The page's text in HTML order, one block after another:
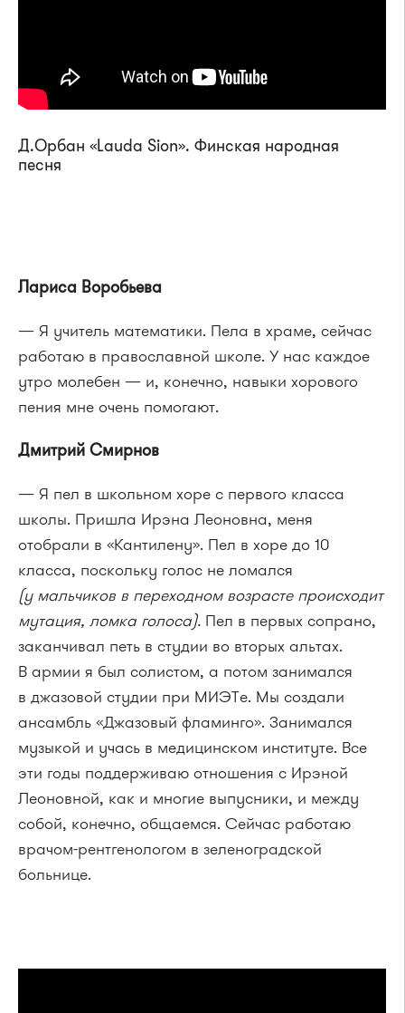
Д.Орбан «Lauda Sion». Финская народная
песня
Лариса Воробьева
— Я учитель математики. Пела в храме, сейчас
работаю в православной школе. У нас каждое
утро молебен — и, конечно, навыки хорового
пения мне очень помогают.
Дмитрий Смирнов
— Я пел в школьном хоре с первого класса
школы. Пришла Ирэна Леоновна, меня
отобрали в «Кантилену». Пел в хоре до 10
класса, поскольку голос не ломался
(у мальчиков в переходном возрасте происходит
мутация, ломка голоса). Пел в первых сопрано,
заканчивал петь в студии во вторых альтах.
В армии я был солистом, а потом занимался
в джазовой студии при МИЭТе. Мы создали
ансамбль «Джазовый фламинго». Занимался
музыкой и учась в медицинском институте. Все
эти годы поддерживаю отношения с Ирэной
Леоновной, как и многие выпусники, и между
собой, конечно, общаемся. Сейчас работаю
врачом-рентгенологом в зеленоградской
больнице.